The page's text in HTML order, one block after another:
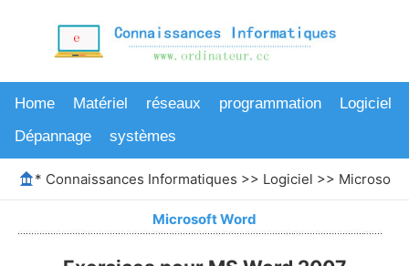
Home Matériel réseaux programmation
Logiciel
Dépannage
systèmes
* Connaissances Informatiques >> Logiciel >> Microsoft
Microsoft Word